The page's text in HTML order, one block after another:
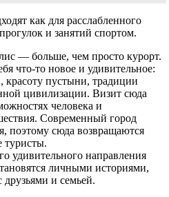
как для расслабленного
и занятий спортом.
— больше, чем просто курорт.
что-то новое и удивительное:
красоту пустыни, традиции
цивилизации. Визит сюда
человека и
Современный город
поэтому сюда возвращаются
туристы.
удивительного направления
личными историями,
друзьями и семьей.